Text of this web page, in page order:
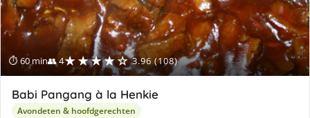
⏱ 60 min👥 4★★★★☆ 3.96 (108)
Babi Pangang à la Henkie
Avondeten & hoofdgerechten